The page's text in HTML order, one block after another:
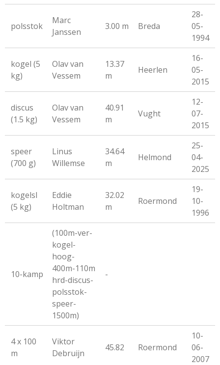
polsstok
Marc
Janssen
3.00 m Breda
28-
05-
1994
kogel (5
kg)
Olav van
Vessem
13.37
m
Heerlen
16-
05-
2015
discus
(1.5 kg)
Olav van
Vessem
40.91
m
Vught
12-
07-
2015
speer
(700 g)
Linus
Willemse
34.64
m
Helmond
25-
04-
2025
kogelsl
(5 kg)
Eddie
Holtman
32.02
m
Roermond
19-
10-
1996
10-kamp
(100m-ver-
kogel-
hoog-
400m-110m
hrd-discus-
polsstok-
speer-
1500m)
-
4 x 100
m
Viktor
Debruijn
45.82 Roermond
10-
06-
2007